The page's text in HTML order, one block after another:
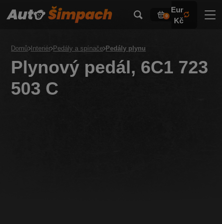
0
Eur
Kč
Domů Interiér Pedály a spínače Pedály plynu
Plynový pedál, 6C1 723
503 C